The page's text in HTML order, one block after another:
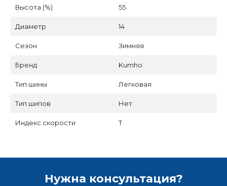
Высота (%) 55
Диаметр 14
Сезон Зимняя
Бренд Kumho
Тип шины Легковая
Тип шипов Нет
Индекс скорости T
Нужна консультация?